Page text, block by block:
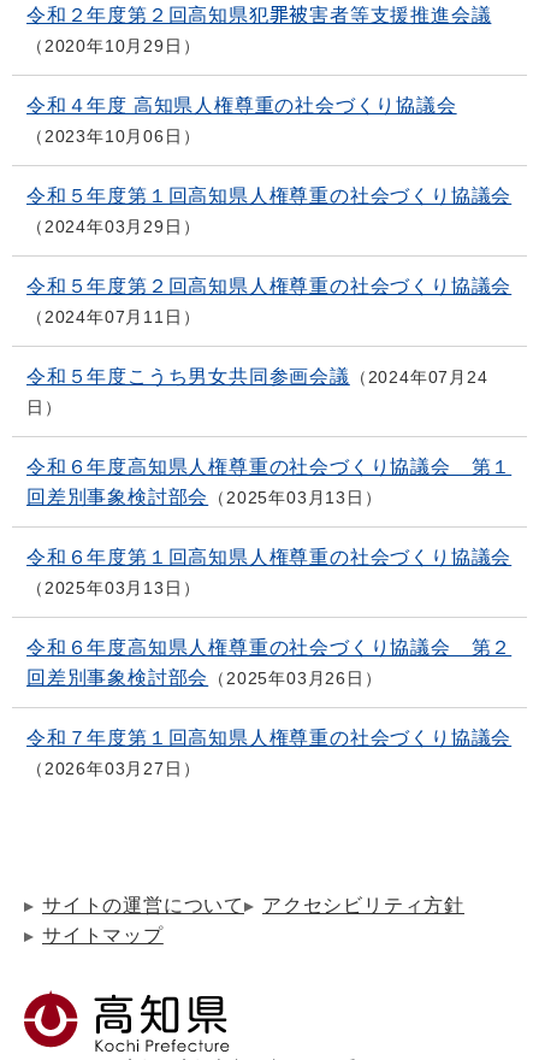
令和２年度第２回高知県犯罪被害者等支援推進会議
2020年10月29日
令和４年度 高知県人権尊重の社会づくり協議会
2023年10月06日
令和５年度第１回高知県人権尊重の社会づくり協議会
2024年03月29日
令和５年度第２回高知県人権尊重の社会づくり協議会
2024年07月11日
令和５年度こうち男女共同参画会議
2024年07月24
日
令和６年度高知県人権尊重の社会づくり協議会 第１
回差別事象検討部会
2025年03月13日
令和６年度第１回高知県人権尊重の社会づくり協議会
2025年03月13日
令和６年度高知県人権尊重の社会づくり協議会 第２
回差別事象検討部会
2025年03月26日
令和７年度第１回高知県人権尊重の社会づくり協議会
2026年03月27日
サイトの運営について
アクセシビリティ方針
サイトマップ